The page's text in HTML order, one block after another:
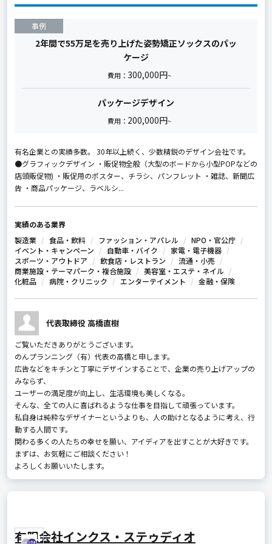
事例
2年間で55万足を売り上げた姿勢矯正ソックスのパッ
ケージ
費用： 300,000円~
パッケージデザイン
費用： 200,000円~
有名企業との実績多数。 30年以上続く、少数精鋭のデザイン会社です。
●グラフィックデザイン ・販促物全般（大型のボードから小型POPなどの
店頭販促物) ・販促用のポスター、チラシ、パンフレット ・雑誌、新聞広
告 ・商品パッケージ、ラベルシ...
実績のある業界
製造業
食品・飲料 ファッション・アパレル
NPO・官公庁
イベント・キャンペーン
自動車・バイク
家電・電子機器
スポーツ・アウトドア
飲食店・レストラン
流通・小売
商業施設・テーマパーク・複合施設
美容室・エステ・ネイル
化粧品
病院・クリニック エンターテイメント 金融・保険
代表取締役 高橋直樹
ご覧いただきありがとうございます。
のんプランニング（有）代表の高橋と申します。
広告などをキチンと丁寧にデザインすることで、企業の売り上げアップの
みならず、
ユーザーの満足度が向上し、生活環境も美しくなる。
そんな、全ての人に喜ばれるような仕事を目指して頑張っています。
私自身は純粋なデザイナーというよりも、人の助けとなるように考え、行
動する人間です。
関わる多くの人たちの幸せを願い、アイディアを出すことが大好きです。
まずは、お気軽にご相談ください！
よろしくお願いいたします。
有限会社インクス・ステゥディオ